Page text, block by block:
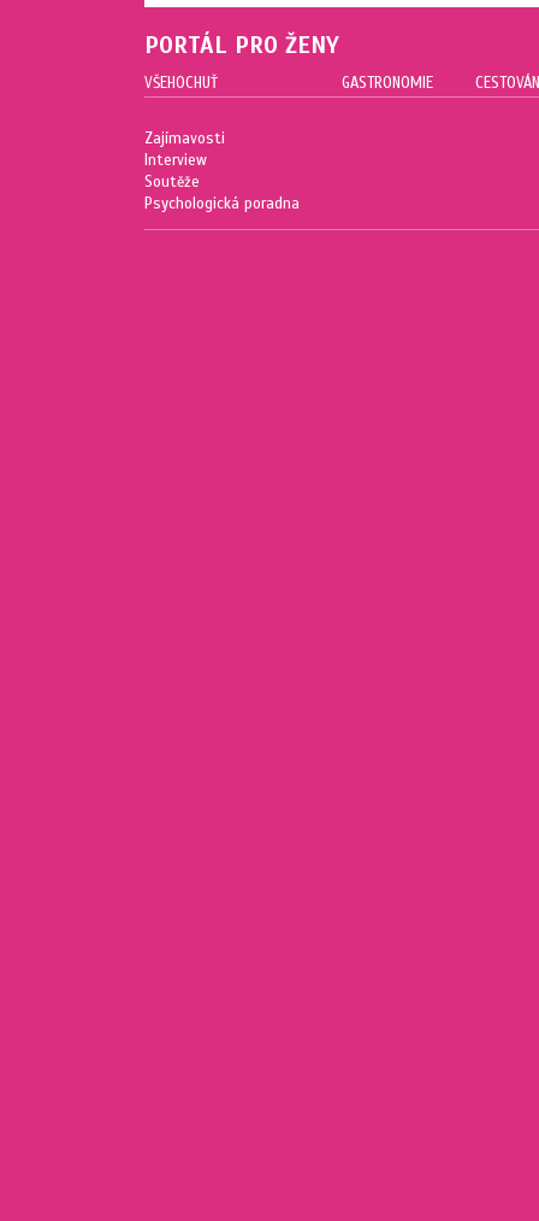
PORTÁL PRO ŽENY
VŠEHOCHUŤ
Zajímavosti
Interview
Soutěže
Psychologická poradna
GASTRONOMIE